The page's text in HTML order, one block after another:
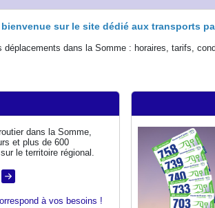
sur le site dédié aux transports
dans la Somme : horaires, tarifs,
dans la Somme,
et plus de 600
le territoire régional.
à vos besoins !